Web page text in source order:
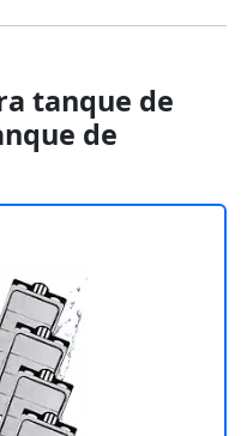
tanque de
de